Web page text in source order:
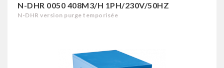
N-DHR 0050 408M3/H 1PH/230V/50HZ
N-DHR version purge temporisée